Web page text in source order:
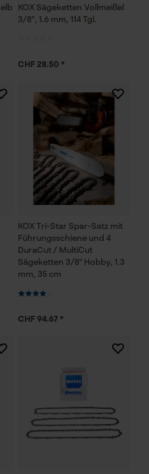
KOX Sägeketten Vollmeißel
3/8", 1.6 mm, 114 Tgl.
CHF 28.50 *
KOX Tri-Star Spar-Satz mit
Führungsschiene und 4
DuraCut / MultiCut
Sägeketten 3/8" Hobby, 1.3
mm, 35 cm
CHF 94.67 *